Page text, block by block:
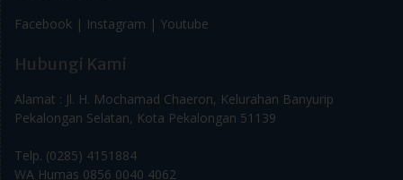
Facebook | Instagram | Youtube
Hubungi Kami
Alamat : Jl. H. Mochamad Chaeron, Kelurahan Banyurip
Pekalongan Selatan, Kota Pekalongan 51139
Telp. (0285) 4151884
WA Humas 0856 0040 4062